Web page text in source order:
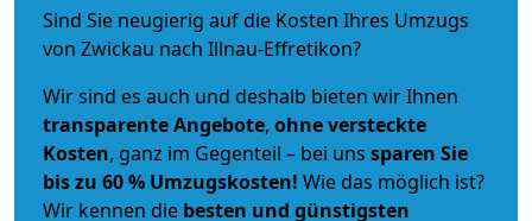
Sind Sie neugierig auf die Kosten Ihres Umzugs
von Zwickau nach Illnau-Effretikon?
Wir sind es auch und deshalb bieten wir Ihnen
transparente Angebote, ohne versteckte
Kosten, ganz im Gegenteil – bei uns sparen Sie
bis zu 60 % Umzugskosten! Wie das möglich ist?
Wir kennen die besten und günstigsten